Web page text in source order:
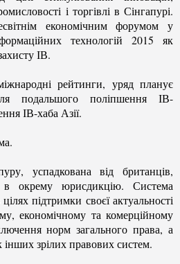
і торгівлі в Сінгапурі.
економічним форумом у
технологій 2015 як
ІВ.
рейтинги, уряд планує
подальшого поліпшення ІВ-
ІВ-хаба Азії.
успадкована від британців,
в окрему юрисдикцію. Система
підтримки своєї актуальності
економічному та комерційному
норм загального права, а
зрілих правових систем.